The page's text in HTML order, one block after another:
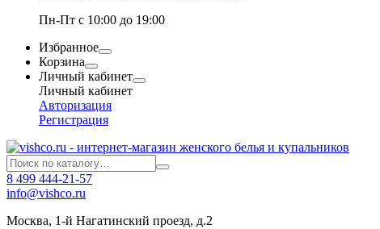
Пн-Пт с 10:00 до 19:00
Избранное
Корзина
Личный кабинет
Личный кабинет
Авторизация
Регистрация
8 499 444-21-57
info@vishco.ru
Москва, 1-й Нагатинский проезд, д.2